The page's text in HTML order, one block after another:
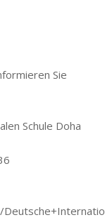
Sie
Schule Doha